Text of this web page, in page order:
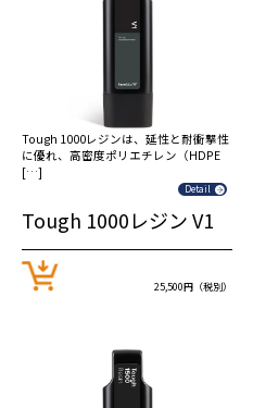
Tough 1000レジンは、延性と耐衝撃性
に優れ、高密度ポリエチレン（HDPE
[…]
Detail
Tough 1000レジン V1
25,500円（税別）